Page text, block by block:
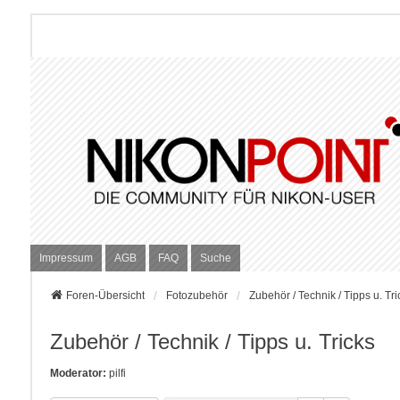
Impressum AGB FAQ Suche
Foren-Übersicht Fotozubehör Zubehör / Technik / Tipps u.
Zubehör / Technik / Tipps u. Tricks
Moderator: pilfi